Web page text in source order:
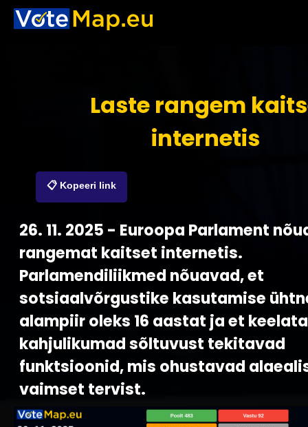
Laste rangem
internetis
📋 Kopeeri link
26. 11. 2025 - Euroopa Parlament
rangemat kaitset internetis.
Parlamendiliikmed nõuavad, et
sotsiaalvõrgustike kasutamise
alampiir oleks 16 aastat ja et
kahjulikumad sõltuvust tekitavad
funktsioonid, mis ohustavad
vaimset tervist.